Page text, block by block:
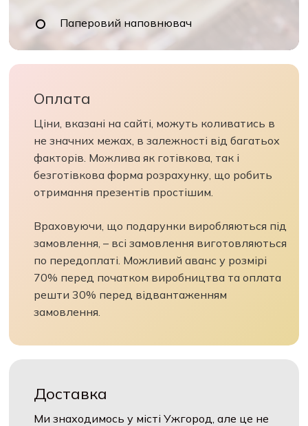
Паперовий наповнювач
Оплата
Ціни, вказані на сайті, можуть коливатись в
не значних межах, в залежності від багатьох
факторів. Можлива як готівкова, так і
безготівкова форма розрахунку, що робить
отримання презентів простішим.
Враховуючи, що подарунки виробляються під
замовлення, – всі замовлення виготовляються
по передоплаті. Можливий аванс у розмірі
70% перед початком виробництва та оплата
решти 30% перед відвантаженням
замовлення.
Доставка
Ми знаходимось у місті Ужгород, але це не